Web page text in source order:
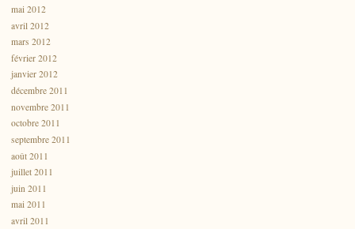
mai 2012
avril 2012
mars 2012
février 2012
janvier 2012
décembre 2011
novembre 2011
octobre 2011
septembre 2011
août 2011
juillet 2011
juin 2011
mai 2011
avril 2011